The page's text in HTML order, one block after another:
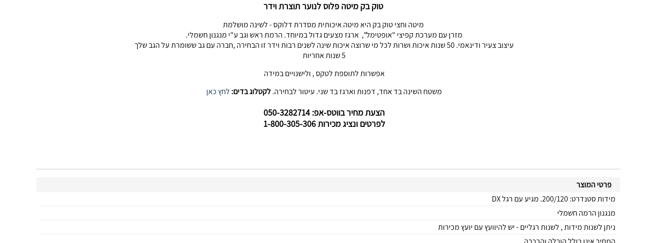
טוק בק מיטה פלוס לנוער תוצרת וידר
מיטה וחצי טוק בק היא מיטה איכותית מסדרת דלוקס - לשינה מושלמת
מזרן עם מערכת קפיצי "אופטימל", ארגז מצעים גדול במיוחד. הרמת ראש וגב ע"י מנגנון חשמלי.
עיצוב צעיר ודינאמי. 50 שנות איכות ושרות לכל מי שרוצה איכות שינה לשנים רבות וידר זו הבחירה ,חברה עם גב ששומרת על הגב שלך
5 שנות אחריות
אפשרות לתוספת לטקס , ולישנויים במידה
משטח השינה בד אחד, דפנות וארגז בד שני. עיטור לבחירה.לקטלוג בדים: לחץ כאן
הצעת מחיר בווטס-אפ: 050-3282714
לפרטים ונציג מכירות 1-800-305-306
פרטי המוצר
מידות סטנדרט: 200/120. מגיע עם רגל DX
מנגנון הרמה חשמלי
ניתן לשנות מידות , לשנות רגליים - יש להיוועץ עם יועץ מכירות